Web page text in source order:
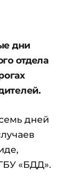
дни
отдела
дней
«БДД».